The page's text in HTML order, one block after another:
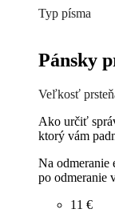
Typ písma
Pánsky
Veľkosť
Ako určiť
ktorý vám
Na odmeranie
po odmeranie
11 €